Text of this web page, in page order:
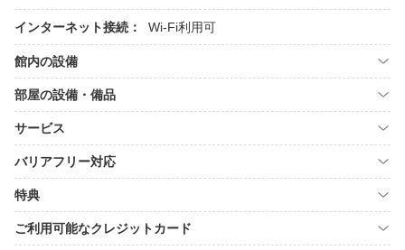
インターネット接続： Wi-Fi利用可
館内の設備
部屋の設備・備品
サービス
バリアフリー対応
特典
ご利用可能なクレジットカード